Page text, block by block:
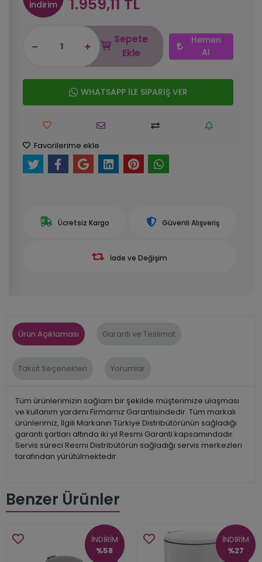
indirim 1.959,11 TL
Sepete
Ekle
Hemen
Al
WHATSAPP İLE SİPARİŞ VER
Favorilerime ekle
Ücretsiz Kargo Güvenli Alışveriş
İade ve Değişim
Ürün Açıklaması Garanti ve Teslimat
Taksit Seçenekleri Yorumlar
Tüm ürünlerimizin sağlam bir şekilde müşterimize ulaşması
ve kullanım yardımı Firmamız Garantisindedir. Tüm markalı
ürünlerimiz, İlgili Markanın Türkiye Distribütörünün sağladığı
garanti şartları altında iki yıl Resmi Garanti kapsamındadır.
Servis süreci Resmi Distribütörün sağladığı servis merkezleri
tarafından yürütülmektedir.
Benzer Ürünler
İNDİRİM
%58
İNDİRİM
%27